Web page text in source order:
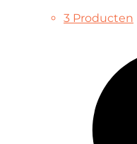
3 Producten